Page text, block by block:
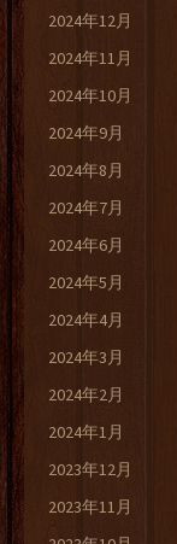
2024年12月
2024年11月
2024年10月
2024年9月
2024年8月
2024年7月
2024年6月
2024年5月
2024年4月
2024年3月
2024年2月
2024年1月
2023年12月
2023年11月